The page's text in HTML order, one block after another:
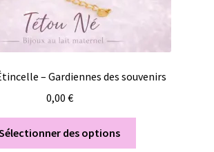
– Gardiennes des souvenirs
0,00 €
des options